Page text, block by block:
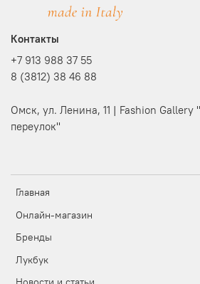
Главная
Онлайн-магазин
Бренды
Лукбук
Контакты
+7 913 988 37 55
8 (3812) 38 46 88
Омск, ул. Ленина, 11 | Fashion Gallery
переулок"